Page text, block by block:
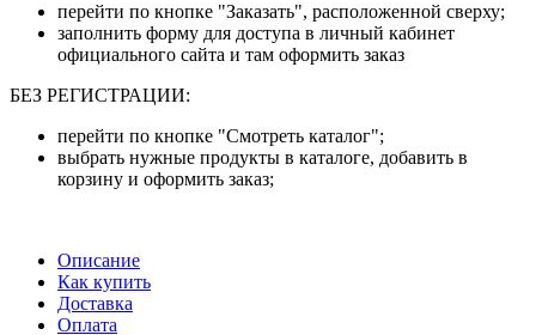
перейти по кнопке "Заказать", расположенной сверху;
заполнить форму для доступа в личный кабинет
официального сайта и там оформить заказ
БЕЗ РЕГИСТРАЦИИ:
перейти по кнопке "Смотреть каталог";
выбрать нужные продукты в каталоге, добавить в
корзину и оформить заказ;
Описание
Как купить
Доставка
Оплата